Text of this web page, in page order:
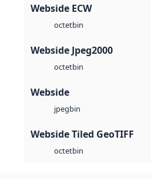
Webside ECW
octetbin
Webside Jpeg2000
octetbin
Webside
jpegbin
Webside Tiled GeoTIFF
octetbin